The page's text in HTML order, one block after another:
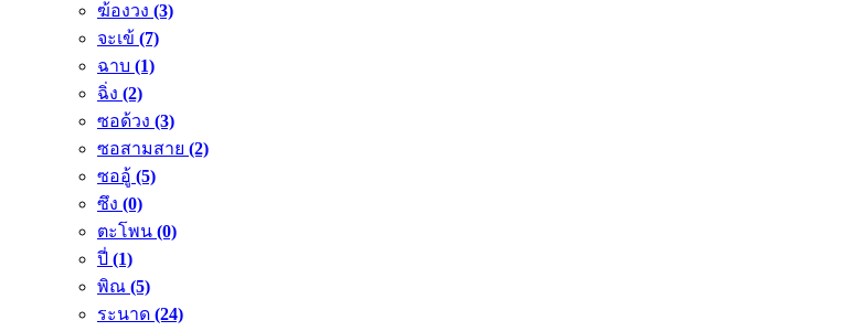
ฆ้องวง (3)
จะเข้ (7)
ฉาบ (1)
ฉิ่ง (2)
ซอด้วง (3)
ซอสามสาย (2)
ซออู้ (5)
ซึง (0)
ตะโพน (0)
ปี่ (1)
พิณ (5)
ระนาด (24)